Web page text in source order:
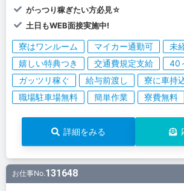
がっつり稼ぎたい方必見☆
土日もWEB面接実施中!
寮はワンルーム マイカー通勤可
未
嬉しい特典つき
交通費規定支給
40
ガッツリ稼ぐ
給与前渡し
寮に車持
職場駐車場無料
簡単作業 寮費無料
詳細をみる
お仕事No.131648